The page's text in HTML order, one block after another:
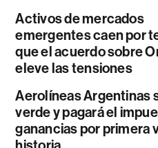
Activos de mercados
emergentes caen por
que el acuerdo sobre
eleve las tensiones
Aerolíneas Argentinas
verde y pagará el
ganancias por primera